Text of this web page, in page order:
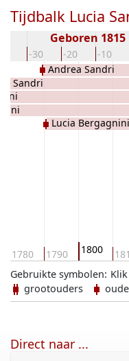
Tijdbalk Lucia
-30 -20 -10
Geboren 1815
1780 1790 1800
Sandri
Andrea Sandri
Lucia Bergagnini
Gebruikte symbolen:
grootouders
Direct naar ...